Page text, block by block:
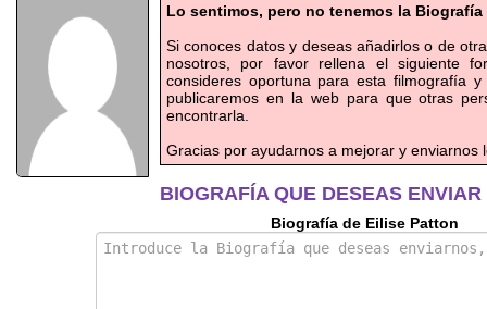
Lo sentimos, pero no tenemos la
Si conoces datos y deseas añadirlos o de
nosotros, por favor rellena el siguiente
consideres oportuna para esta filmografía
publicaremos en la web para que otras
encontrarla.
Gracias por ayudarnos a mejorar y enviarnos
BIOGRAFÍA QUE DESEAS ENVIAR
Biografía de Eilise Patton